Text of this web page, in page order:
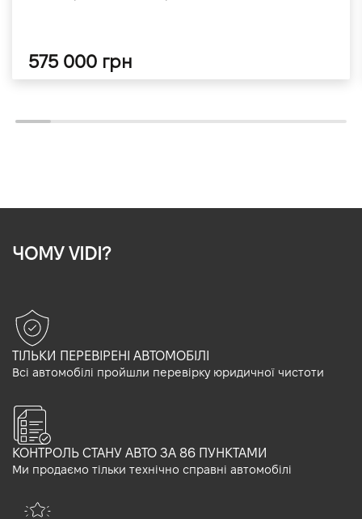
575 000 грн
ЧОМУ VIDI?
ТІЛЬКИ ПЕРЕВІРЕНІ АВТОМОБІЛІ
Всі автомобілі пройшли перевірку юридичної чистоти
КОНТРОЛЬ СТАНУ АВТО ЗА 86 ПУНКТАМИ
Ми продаємо тільки технічно справні автомобілі